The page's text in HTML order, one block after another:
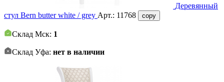
Деревянный
стул Bern butter white / grey Арт.: 11768 copy
Склад Мск: 1
Склад Уфа: нет в наличии